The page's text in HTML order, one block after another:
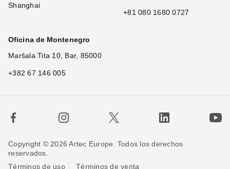
Shanghai
+81 080 1680 0727
Oficina de Montenegro
Maršala Tita 10, Bar, 85000
+382 67 146 005
Copyright © 2026 Artec Europe. Todos los derechos
reservados.
Términos de uso
Términos de venta